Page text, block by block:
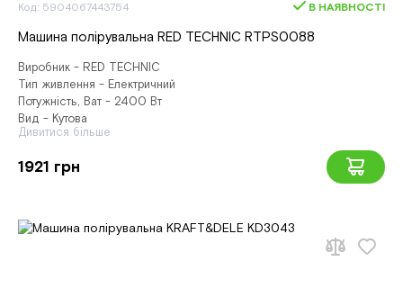
Код: 5904067443754 В НАЯВНОСТІ
Машина полірувальна RED TECHNIC RTPS0088
Виробник - RED TECHNIC
Тип живлення - Електричний
Потужність, Ват - 2400 Вт
Вид - Кутова
Дивитися більше
1921 грн